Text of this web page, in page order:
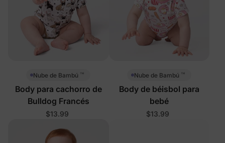
Nube de Bambú ™
Body para cachorro de
Bulldog Francés
$13.99
Nube de Bambú ™
Body de béisbol para
bebé
$13.99